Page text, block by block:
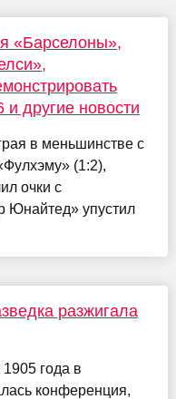
«Барселоны»,
другие новости
в меньшинстве с
(1:2),
очки с
Юнайтед» упустил
разжигала
1905 года в
конференция,